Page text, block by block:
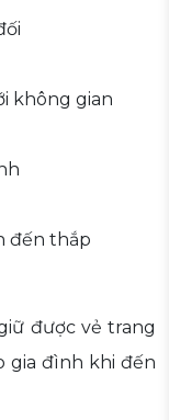
không gian
đến thắp
được vẻ trang
gia đình khi đến